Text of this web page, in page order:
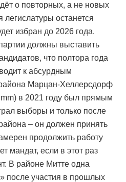
о повторных, а не новых
легислатуры останется
избран до 2026 года.
должны выставить
что полтора года
к абсурдным
Марцан-Хеллерсдорф
в 2021 году был прямым
выборы и только после
– он должен принять
продолжить работу
мандат, если в этот раз
В районе Митте одна
после участия в прошлых